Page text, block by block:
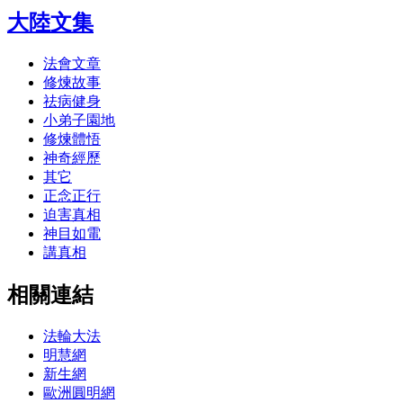
大陸文集
法會文章
修煉故事
祛病健身
小弟子園地
修煉體悟
神奇經歷
其它
正念正行
迫害真相
神目如電
講真相
相關連結
法輪大法
明慧網
新生網
歐洲圓明網